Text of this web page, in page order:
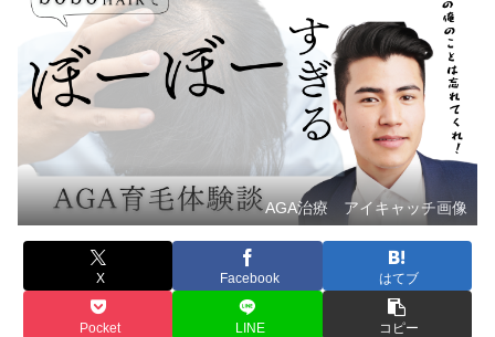
AGA治療 アイキャッチ画像
X Facebook はてブ
Pocket LINE コピー